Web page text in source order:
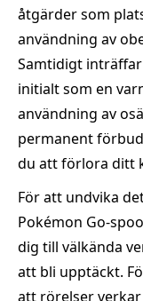
åtgärder som
användning av
Samtidigt
initialt som en
användning av
permanent
du att förlora ditt
För att undvika
Pokémon Go-
dig till välkända
att bli upptäckt.
att rörelser